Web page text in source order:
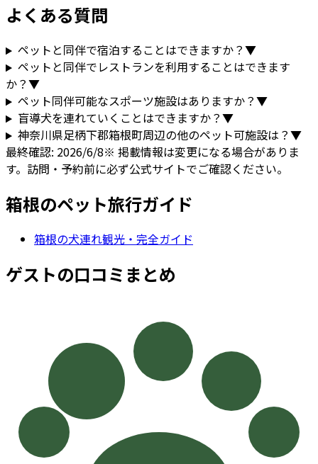
よくある質問
ペットと同伴で宿泊することはできますか？▼
ペットと同伴でレストランを利用することはできます
か？▼
ペット同伴可能なスポーツ施設はありますか？▼
盲導犬を連れていくことはできますか？▼
神奈川県足柄下郡箱根町周辺の他のペット可施設は？▼
最終確認: 2026/6/8※ 掲載情報は変更になる場合がありま
す。訪問・予約前に必ず公式サイトでご確認ください。
箱根のペット旅行ガイド
箱根の犬連れ観光・完全ガイド
ゲストの口コミまとめ